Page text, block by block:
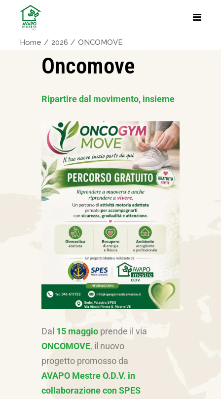
Home 2026 ONCOMOVE
Oncomove
Ripartire dal movimento, insieme
Dal 15 maggio prende il via
ONCOMOVE, il nuovo
progetto promosso da
AVAPO Mestre O.D.V. in
collaborazione con SPES